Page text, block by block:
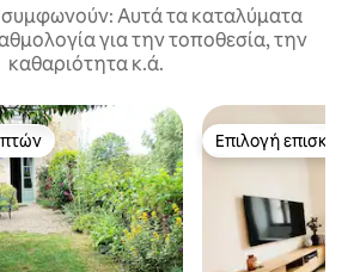
συμφωνούν: Αυτά τα καταλύματα
για την τοποθεσία, την
καθαριότητα κ.ά.
επισκεπτών Επιλογή
Επιλογή